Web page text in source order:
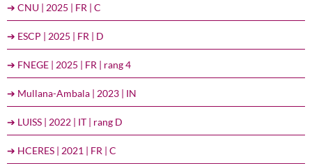
➔ CNU | 2025 | FR | C
➔ ESCP | 2025 | FR | D
➔ FNEGE | 2025 | FR | rang 4
➔ Mullana-Ambala | 2023 | IN
➔ LUISS | 2022 | IT | rang D
➔ HCERES | 2021 | FR | C